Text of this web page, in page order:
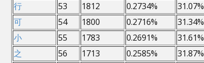
行
53 1812 0.2734%
31.07%
可
54 1800 0.2716%
31.34%
小
55 1783 0.2691%
31.61%
之
56 1713 0.2585%
31.87%